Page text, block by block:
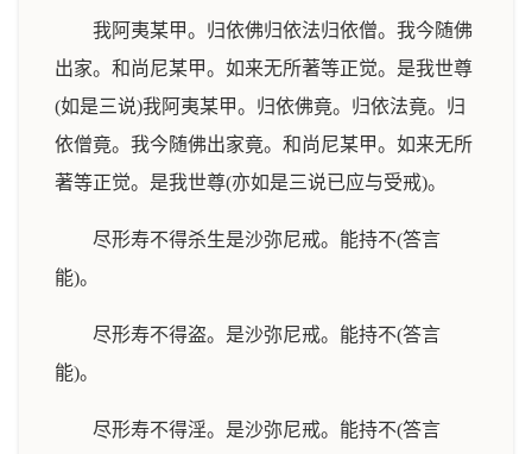
我阿夷某甲。归依佛归依法归依僧。我今随佛
出家。和尚尼某甲。如来无所著等正觉。是我世尊
(如是三说)我阿夷某甲。归依佛竟。归依法竟。归
依僧竟。我今随佛出家竟。和尚尼某甲。如来无所
著等正觉。是我世尊(亦如是三说已应与受戒)。
尽形寿不得杀生是沙弥尼戒。能持不(答言
能)。
尽形寿不得盗。是沙弥尼戒。能持不(答言
能)。
尽形寿不得淫。是沙弥尼戒。能持不(答言